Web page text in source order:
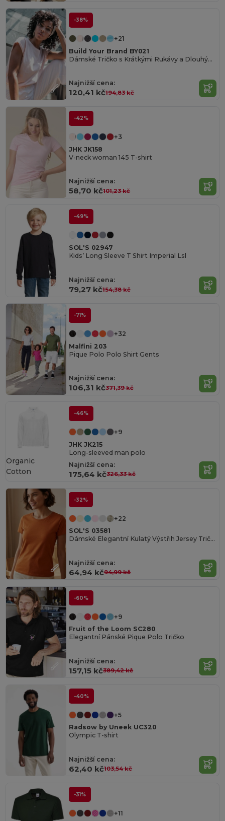
-38%
+21
Build Your Brand BY021
Dámské Tričko s Krátkými Rukávy a Dlouhým Střihem
Najnižší cena:
120,41 kč194,83 kč
-42%
+3
JHK JK158
V-neck woman 145 T-shirt
Najnižší cena:
58,70 kč101,23 kč
-49%
SOL'S 02947
Kids’ Long Sleeve T Shirt Imperial Lsl
Najnižší cena:
79,27 kč154,38 kč
-71%
+32
Malfini 203
Pique Polo Polo Shirt Gents
Najnižší cena:
106,31 kč371,39 kč
-46%
+9
JHK JK215
Long-sleeved man polo
Najnižší cena:
175,64 kč326,33 kč
Organic
Cotton
-32%
+22
SOL'S 03581
Dámské Elegantní Kulatý Výstřih Jersey Tričko
Najnižší cena:
64,94 kč94,99 kč
-60%
+9
Fruit of the Loom SC280
Elegantní Pánské Pique Polo Tričko
Najnižší cena:
157,15 kč389,42 kč
-40%
+5
Radsow by Uneek UC320
Olympic T-shirt
Najnižší cena:
62,40 kč103,54 kč
-31%
+11